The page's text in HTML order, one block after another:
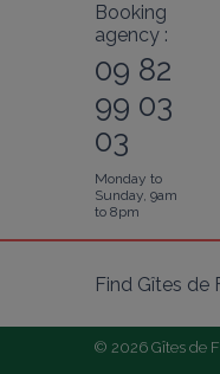
Booking
agency :
09 82
99 03
03
Monday to
Sunday, 9am
to 8pm
Find Gîtes de
© 2026 Gîtes de